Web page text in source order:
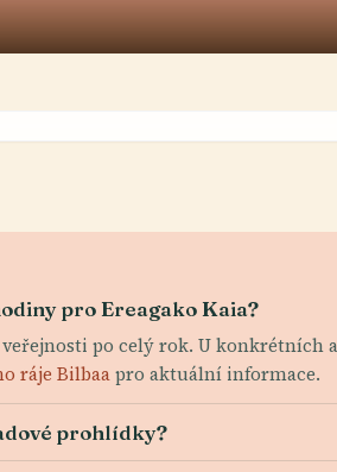
pro Ereagako Kaia?
veřejnosti po celý rok. U
ráje Bilbaapro aktuální informace.
prohlídky?